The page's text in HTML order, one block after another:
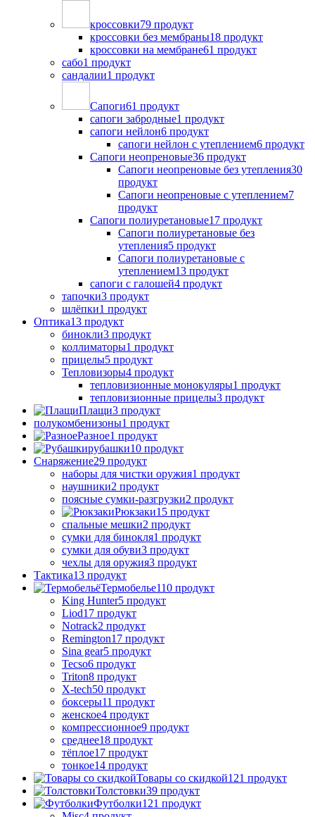
кроссовки79 продукт
кроссовки без мембраны18 продукт
кроссовки на мембране61 продукт
сабо1 продукт
сандалии1 продукт
Сапоги61 продукт
сапоги забродные1 продукт
сапоги нейлон6 продукт
сапоги нейлон с утеплением6 продукт
Сапоги неопреновые36 продукт
Сапоги неопреновые без утепления30
продукт
Сапоги неопреновые с утеплением7
продукт
Сапоги полиуретановые17 продукт
Сапоги полиуретановые без
утепления5 продукт
Сапоги полиуретановые с
утеплением13 продукт
сапоги с галошей4 продукт
тапочки3 продукт
шлёпки1 продукт
Оптика13 продукт
бинокли3 продукт
коллиматоры1 продукт
прицелы5 продукт
Тепловизоры4 продукт
тепловизионные монокуляры1 продукт
тепловизионные прицелы3 продукт
Плащи3 продукт
полукомбенизоны1 продукт
Разное1 продукт
рубашки10 продукт
Снаряжение29 продукт
наборы для чистки оружия1 продукт
наушники2 продукт
поясные сумки-разгрузки2 продукт
Рюкзаки15 продукт
спальные мешки2 продукт
сумки для бинокля1 продукт
сумки для обуви3 продукт
чехлы для оружия3 продукт
Тактика13 продукт
Термобелье110 продукт
King Hunter5 продукт
Liod17 продукт
Notrack2 продукт
Remington17 продукт
Sina gear5 продукт
Tecso6 продукт
Triton8 продукт
X-tech50 продукт
боксеры11 продукт
женское4 продукт
компрессионное9 продукт
среднее18 продукт
тёплое17 продукт
тонкое14 продукт
Товары со скидкой121 продукт
Толстовки39 продукт
Футболки121 продукт